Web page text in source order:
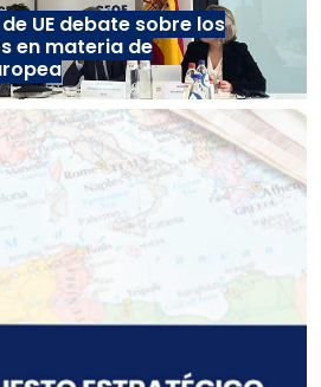
UE debate sobre los
en materia de